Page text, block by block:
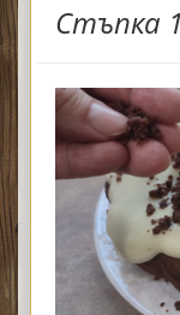
Стъпка